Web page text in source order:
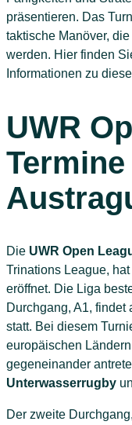
präsentieren. Das
taktische Manöver,
werden. Hier finden
Informationen zu
UWR
Termine
Die UWR Open
Trinations League,
eröffnet. Die Liga
Durchgang, A1, findet
statt. Bei diesem
europäischen
gegeneinander
Unterwasserrugby
Der zweite